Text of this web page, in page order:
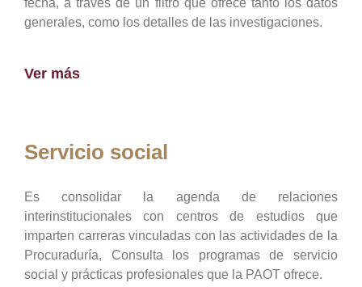
fecha, a través de un filtro que ofrece tanto los datos
generales, como los detalles de las investigaciones.
Ver más
Servicio social
Es consolidar la agenda de relaciones
interinstitucionales con centros de estudios que
imparten carreras vinculadas con las actividades de la
Procuraduría, Consulta los programas de servicio
social y prácticas profesionales que la PAOT ofrece.